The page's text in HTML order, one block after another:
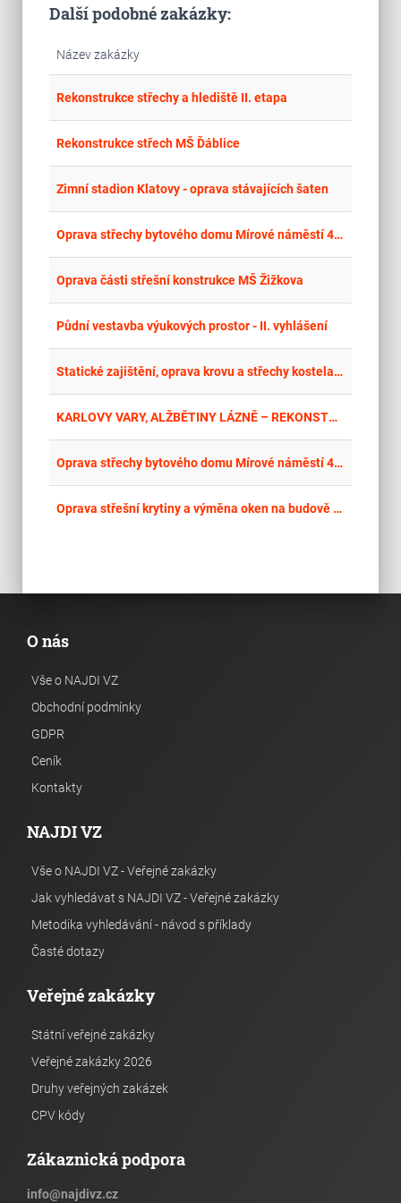
Další podobné zakázky:
Název zakázky
Rekonstrukce střechy a hlediště II. etapa
Rekonstrukce střech MŠ Ďáblice
Zimní stadion Klatovy - oprava stávajících šaten
Oprava střechy bytového domu Mírové náměstí 47 a 48, Bílina
Oprava části střešní konstrukce MŠ Žižkova
Půdní vestavba výukových prostor - II. vyhlášení
Statické zajištění, oprava krovu a střechy kostela Zvěstování Panny Marie, Bílina, Újezdské Předměstí
KARLOVY VARY, ALŽBĚTINY LÁZNĚ – REKONSTRUKCE STŘECHY
Oprava střechy bytového domu Mírové náměstí 47 a 48, Bílina – II.
Oprava střešní krytiny a výměna oken na budově sportovní haly Gymnázia
O nás
Vše o NAJDI VZ
Obchodní podmínky
GDPR
Ceník
Kontakty
NAJDI VZ
Vše o NAJDI VZ - Veřejné zakázky
Jak vyhledávat s NAJDI VZ - Veřejné zakázky
Metodika vyhledávání - návod s příklady
Časté dotazy
Veřejné zakázky
Státní veřejné zakázky
Veřejné zakázky 2026
Druhy veřejných zakázek
CPV kódy
Zákaznická podpora
info@najdivz.cz